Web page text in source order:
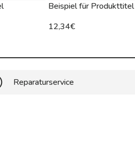
Beispiel für Produkttitel
12,34€
Reparaturservice